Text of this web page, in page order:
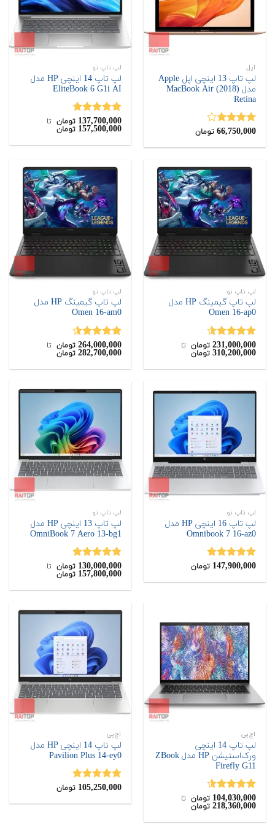
اپل
لپ تاپ 13 اینچی اپل Apple
مدل MacBook Air (2018)
Retina
نمره
5
66,750,000 تومان
لپ تاپ نو
لپ تاپ 14 اینچی HP مدل
EliteBook 6 G1i AI
نمره4.67
از 5
137,700,000 تومان ‌ تا ‌
157,500,000 تومان
لپ تاپ نو
لپ تاپ گیمینگ HP مدل
Omen 16-ap0
نمره4.50
از 5
231,000,000 تومان ‌ تا ‌
310,200,000 تومان
لپ تاپ نو
لپ تاپ گیمینگ HP مدل
Omen 16-am0
نمره4.50
از 5
264,000,000 تومان ‌ تا ‌
282,700,000 تومان
لپ تاپ نو
لپ تاپ 16 اینچی HP مدل
Omnibook 7 16-az0
نمره5.00
147,900,000 تومان
لپ تاپ نو
لپ تاپ 13 اینچی HP مدل
OmniBook 7 Aero 13-bg1
نمره4.88
از 5
130,000,000 تومان ‌ تا ‌
157,800,000 تومان
اچ‌پی
لپ تاپ 14 اینچی
ورک‌استیشن HP مدل ZBook
Firefly G11
نمره4.50
از 5
104,030,000 تومان ‌ تا ‌
218,360,000 تومان
اچ‌پی
لپ تاپ 14 اینچی HP مدل
Pavilion Plus 14-ey0
نمره5.00
105,250,000 تومان